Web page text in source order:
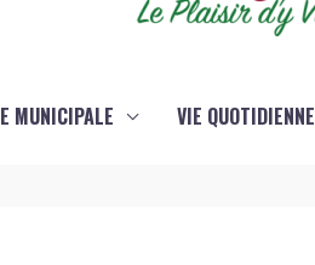
MUNICIPALE VIE QUOTIDIENNE